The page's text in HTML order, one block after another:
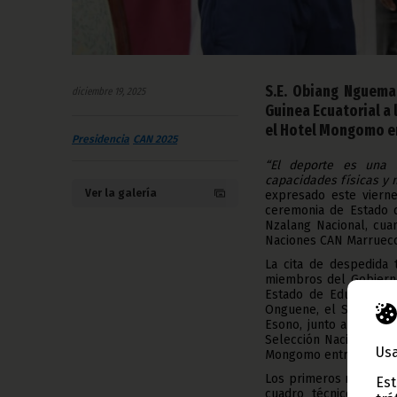
diciembre 19, 2025
Presidencia CAN 2025
Ver la galería
S.E. Obiang
Guinea Ecuatorial
el Hotel Mongomo
“El deporte es una
capacidades físicas y
expresado este
ceremonia de Estado
Nzalang Nacional,
Naciones CAN
La cita de
miembros del
Estado de Educación,
Onguene, el
Esono, junto al
Selección Nacional
Mongomo entre otras
Los primeros minutos